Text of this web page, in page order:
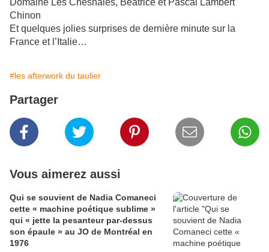
Domaine Les Chesnaies, Béatrice et Pascal Lambert
Chinon
Et quelques jolies surprises de dernière minute sur la
France et l’Italie…
#les afterwork du taulier
Partager
Vous aimerez aussi
Qui se souvient de Nadia Comaneci
cette « machine poétique sublime »
qui « jette la pesanteur par-dessus
son épaule » au JO de Montréal en
1976